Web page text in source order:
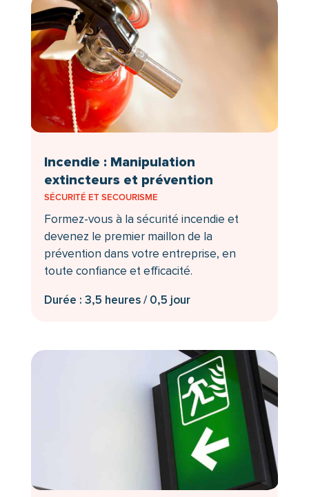
Incendie : Manipulation
extincteurs et prévention
SÉCURITÉ ET SECOURISME
Formez-vous à la sécurité incendie et
devenez le premier maillon de la
prévention dans votre entreprise, en
toute confiance et efficacité.
Durée : 3,5 heures / 0,5 jour